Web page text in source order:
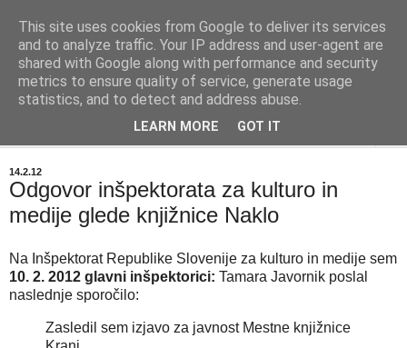
BIBLIOBLOG
O stvareh, ki zanimajo knjižničarje - info@biblioblog.si
14.2.12
Odgovor inšpektorata za kulturo in
medije glede knjižnice Naklo
Na Inšpektorat Republike Slovenije za kulturo in medije sem
10. 2. 2012 glavni inšpektorici: Tamara Javornik poslal
naslednje sporočilo:
Zasledil sem izjavo za javnost Mestne knjižnice
This site uses cookies from Google to deliver its services
and to analyze traffic. Your IP address and user-agent are
shared with Google along with performance and security
metrics to ensure quality of service, generate usage
statistics, and to detect and address abuse.
LEARN MORE GOT IT